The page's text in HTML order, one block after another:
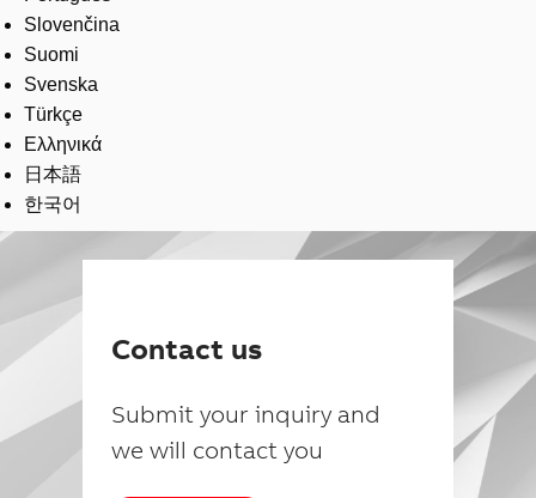
Slovenčina
Suomi
Svenska
Türkçe
Ελληνικά
日本語
한국어
Contact us
Submit your inquiry and
we will contact you